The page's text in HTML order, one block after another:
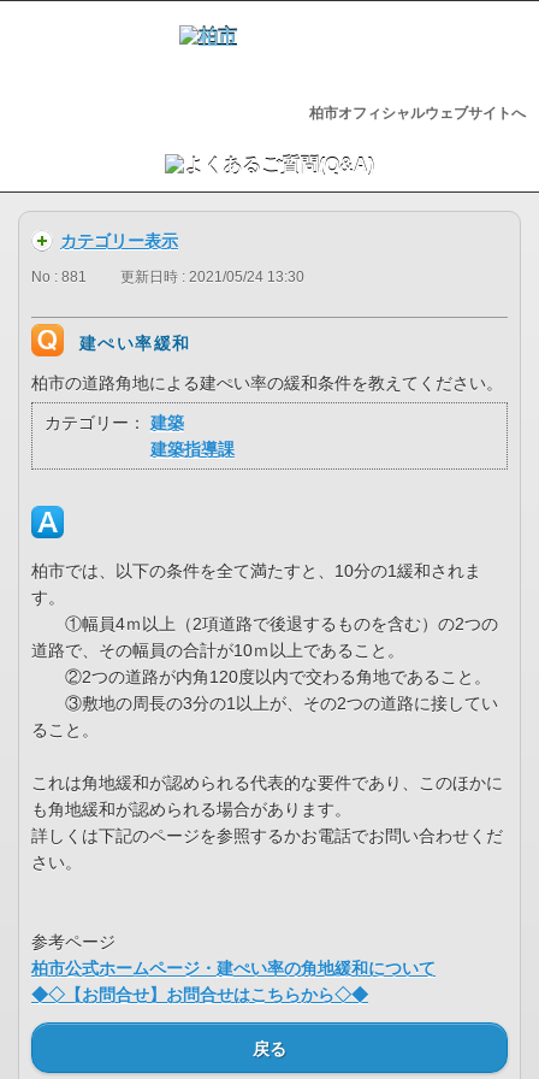
柏市オフィシャルウェブサイトへ
カテゴリー表示
No : 881 更新日時 : 2021/05/24 13:30
建ぺい率緩和
柏市の道路角地による建ぺい率の緩和条件を教えてください。
カテゴリー：
建築
建築指導課
柏市では、以下の条件を全て満たすと、10分の1緩和されま
す。
①幅員4ｍ以上（2項道路で後退するものを含む）の2つの
道路で、その幅員の合計が10ｍ以上であること。
②2つの道路が内角120度以内で交わる角地であること。
③敷地の周長の3分の1以上が、その2つの道路に接してい
ること。
これは角地緩和が認められる代表的な要件であり、このほかに
も角地緩和が認められる場合があります。
詳しくは下記のページを参照するかお電話でお問い合わせくだ
さい。
参考ページ
柏市公式ホームページ・建ぺい率の角地緩和について
◆◇【お問合せ】お問合せはこちらから◇◆
戻る